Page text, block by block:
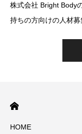
株式会社 Bright Body
持ちの方向けの人材募
HOME